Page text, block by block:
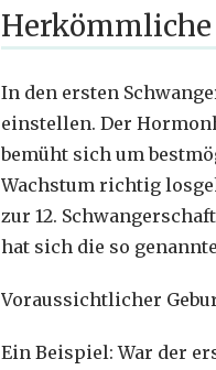
Herkömmliche
In den ersten
einstellen. Der
bemüht sich um
Wachstum richtig
zur 12.
hat sich die so
Voraussichtlicher
Ein Beispiel: War der